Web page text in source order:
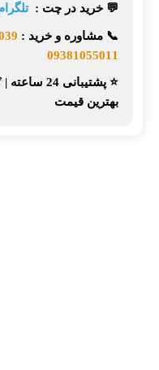
💬 خرید در چت :
📞 مشاوره و خرید :
09381055011
⭐ پشتیبانی 24 ساعته |
بهترین قیمت